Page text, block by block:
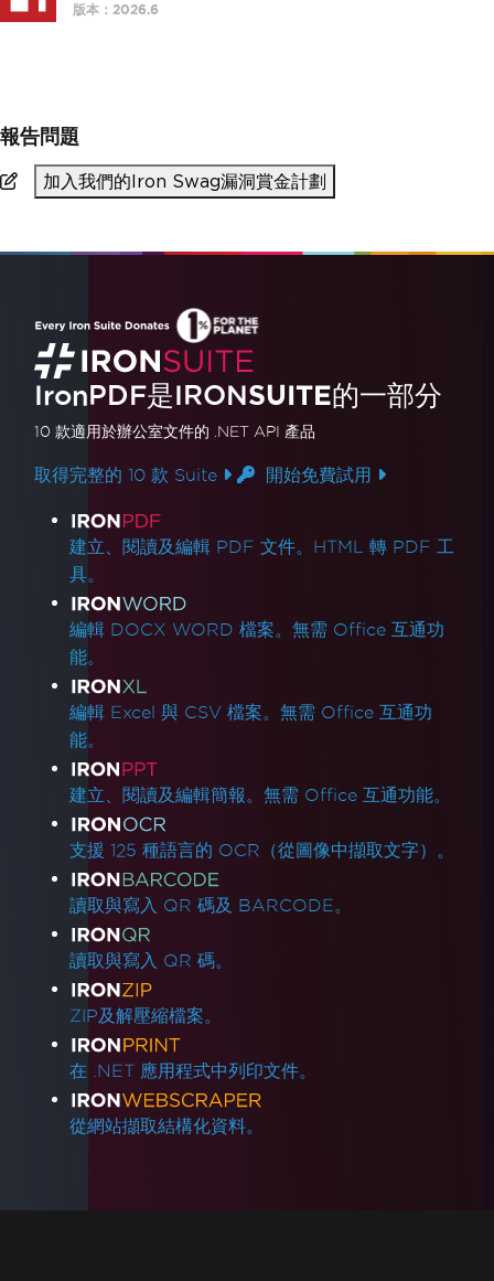
版本：2026.6
報告問題
加入我們的Iron Swag漏洞賞金計劃
IronPDF是IRONSUITE的一部分
10 款適用於辦公室文件的 .NET API 產品
取得完整的 10 款 Suite 開始免費試用
產品連結
建立、閱讀及編輯 PDF 文件。HTML 轉 PDF 工
具。
編輯 DOCX WORD 檔案。無需 Office 互通功
能。
編輯 Excel 與 CSV 檔案。無需 Office 互通功
能。
建立、閱讀及編輯簡報。無需 Office 互通功能。
支援 125 種語言的 OCR（從圖像中擷取文字）。
讀取與寫入 QR 碼及 BARCODE。
讀取與寫入 QR 碼。
ZIP及解壓縮檔案。
在 .NET 應用程式中列印文件。
從網站擷取結構化資料。